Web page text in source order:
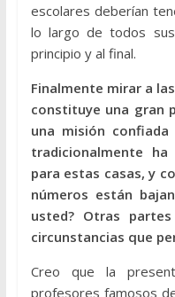
escolares deberían
lo largo de todos
principio y al final.
Finalmente mirar a
constituye una gran
una misión confiada
tradicionalmente
para estas casas, y
números están
usted? Otras
circunstancias que
Creo que la
profesores famosos